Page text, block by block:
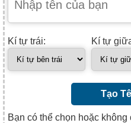
Kí tự trái: Kí tự
Tạo
Bạn có thể chọn hoặc